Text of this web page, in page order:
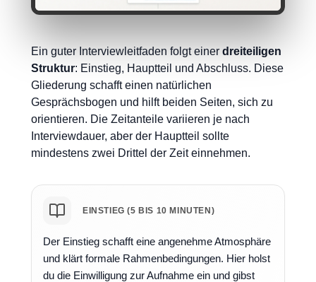
Ein guter Interviewleitfaden folgt einer dreiteiligen
Struktur: Einstieg, Hauptteil und Abschluss. Diese
Gliederung schafft einen natürlichen
Gesprächsbogen und hilft beiden Seiten, sich zu
orientieren. Die Zeitanteile variieren je nach
Interviewdauer, aber der Hauptteil sollte
mindestens zwei Drittel der Zeit einnehmen.
EINSTIEG (5 BIS 10 MINUTEN)
Der Einstieg schafft eine angenehme Atmosphäre
und klärt formale Rahmenbedingungen. Hier holst
du die Einwilligung zur Aufnahme ein und gibst